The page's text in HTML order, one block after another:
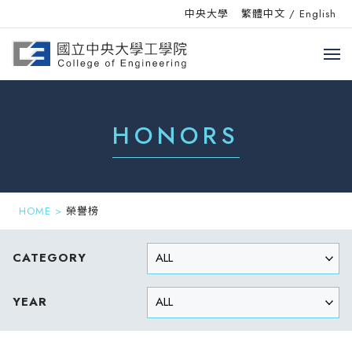
中央大學 繁體中文 / English
HONORS
HOME > 榮譽榜
CATEGORY
YEAR